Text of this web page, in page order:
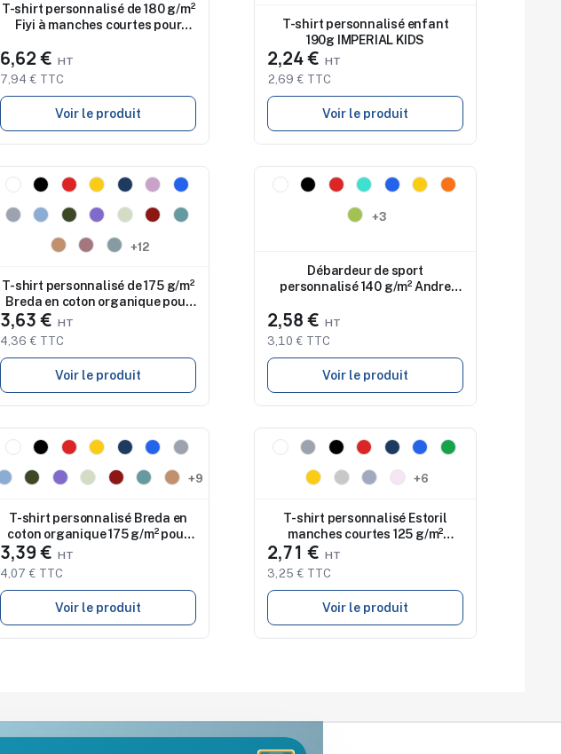
T-shirt personnalisé de 180 g/m²
Fiyi à manches courtes pour
6,62 €
7,94 € TTC
Voir le produit
T-shirt personnalisé enfant
190g IMPERIAL KIDS
2,24 €
2,69 € TTC
Voir le produit
Nouveau
+12
T-shirt personnalisé de 175 g/m²
Breda en coton organique pour
3,63 €
4,36 € TTC
Voir le produit
Nouveau
+3
Débardeur de sport
personnalisé 140 g/m² Andre
2,58 €
3,10 € TTC
Voir le produit
Nouveau
+9
T-shirt personnalisé Breda en
coton organique 175 g/m² pour
3,39 €
4,07 € TTC
Voir le produit
Nouveau
+6
T-shirt personnalisé Estoril
manches courtes 125 g/m²
2,71 €
3,25 € TTC
Voir le produit